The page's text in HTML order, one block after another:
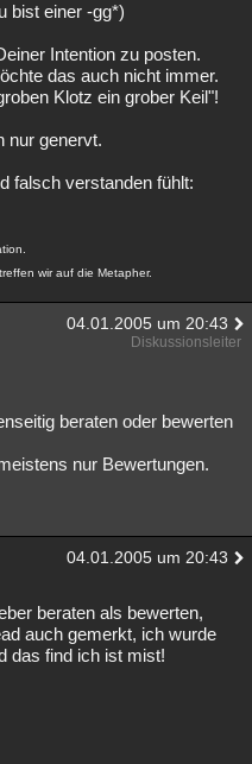
bist einer -gg*)
Intention zu posten.
das auch nicht immer.
Klotz ein grober Keil"!
nur genervt.
falsch verstanden fühlt:
wir auf die Metapher.
04.01.2005 um 20:43
Diskussionsleiter
beraten oder bewerten
nur Bewertungen.
04.01.2005 um 20:43
beraten als bewerten,
auch gemerkt, ich wurde
das find ich ist mist!